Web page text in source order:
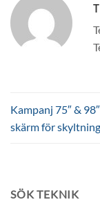
Kampanj 75″ &
skärm för
SÖK TEKNIK